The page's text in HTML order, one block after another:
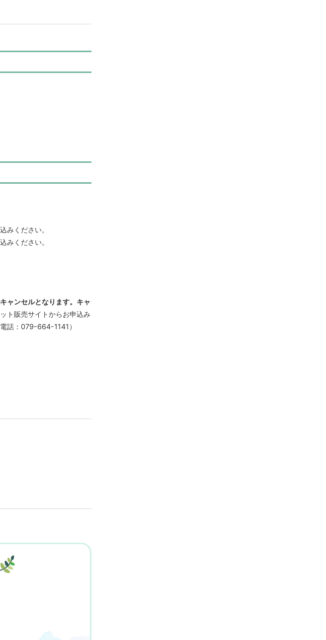
みください。
みください。
ンセルとなります。キャンセルとなった席は随時販売いたします。
販売サイトからお申込みください。（詳しくは
話：079-664-1141）